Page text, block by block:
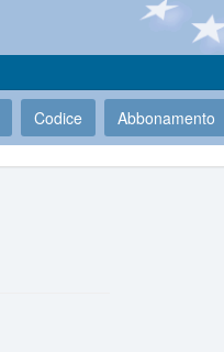
Codice Abbonamento